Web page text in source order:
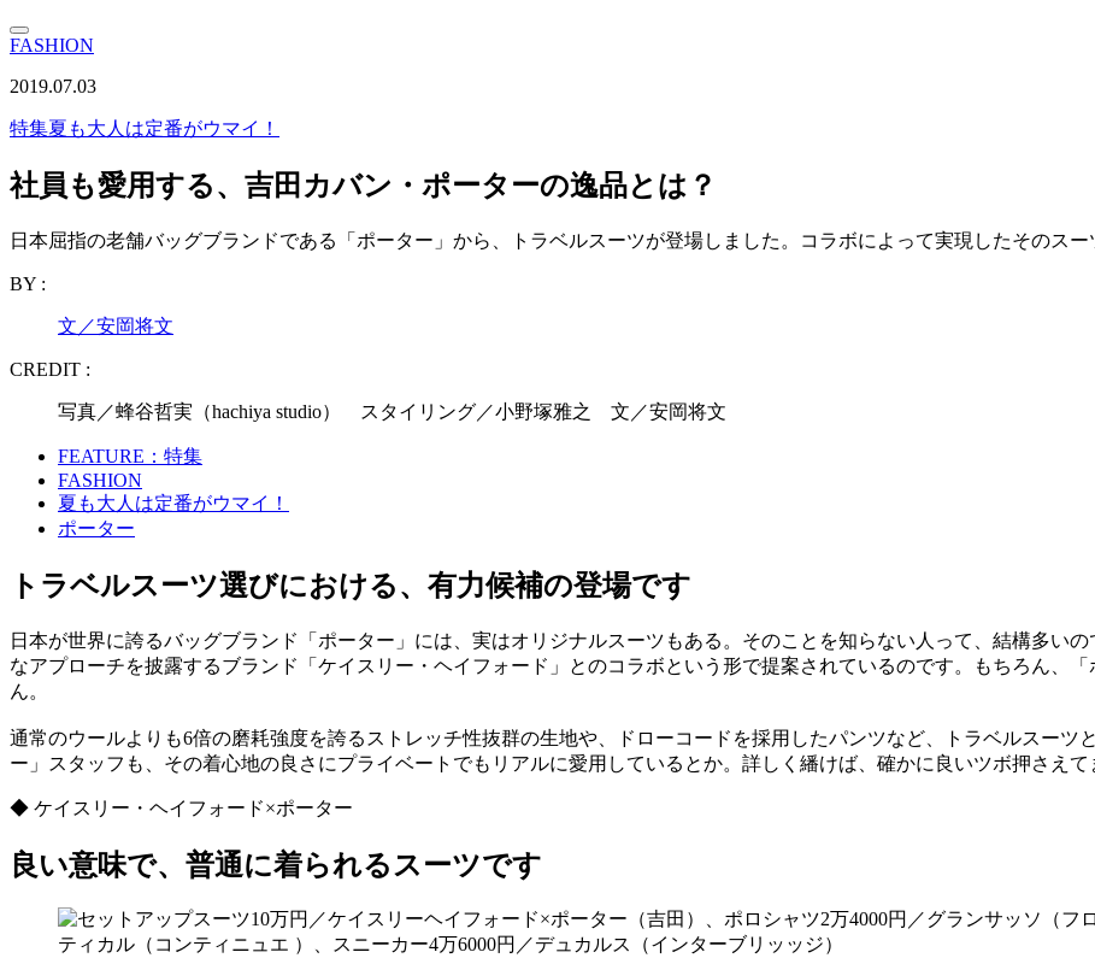
FASHION
2019.07.03
特集夏も大人は定番がウマイ！
社員も愛用する、吉田カバン・ポーターの逸品とは？
日本屈指の老舗バッグブランドである「ポーター」から、トラベルスーツが登場しました。コラボによって実現したそのス
BY :
文／安岡将文
CREDIT :
写真／蜂谷哲実（hachiya studio） スタイリング／小野塚雅之 文／安岡将文
FEATURE：特集
FASHION
夏も大人は定番がウマイ！
ポーター
トラベルスーツ選びにおける、有力候補の登場です
日本が世界に誇るバッグブランド「ポーター」には、実はオリジナルスーツもある。そのことを知らない人って、結構多
なアプローチを披露するブランド「ケイスリー・ヘイフォード」とのコラボという形で提案されているのです。もちろん、
ん。
通常のウールよりも6倍の磨耗強度を誇るストレッチ性抜群の生地や、ドローコードを採用したパンツなど、トラベルスーツ
ー」スタッフも、その着心地の良さにプライベートでもリアルに愛用しているとか。詳しく繙けば、確かに良いツボ押さえて
◆ ケイスリー・ヘイフォード×ポーター
良い意味で、普通に着られるスーツです